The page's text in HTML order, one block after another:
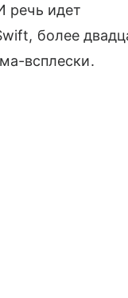
речь идет
более
всплески.